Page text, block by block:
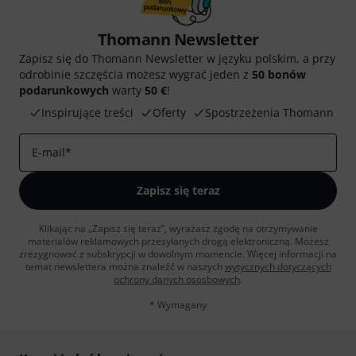
Thomann Newsletter
Zapisz się do Thomann Newsletter w języku polskim, a przy
odrobinie szczęścia możesz wygrać jeden z 50 bonów
podarunkowych warty 50 €!
Inspirujące treści
Oferty Spostrzeżenia Thomann
E-mail*
Zapisz się teraz
Klikając na „Zapisz się teraz”, wyrażasz zgodę na otrzymywanie
materialów reklamowych przesyłanych drogą elektroniczną. Możesz
zrezygnować z subskrypcji w dowolnym momencie. Więcej informacji na
temat newslettera można znaleźć w naszych wytycznych dotyczących
ochrony danych ososbowych.
* Wymagany